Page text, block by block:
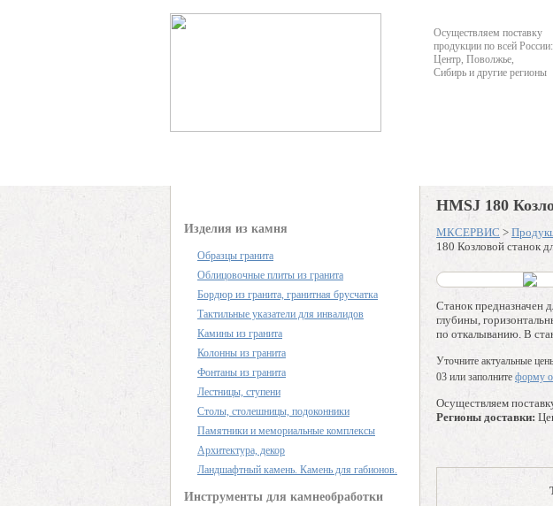
HMSJ 180
МКСЕРВИС >
180 Козловой станок
Станок предназначен
глубины,
по откалыванию. В
Уточните актуальные
03 или заполните форму
Осуществляем
Регионы доставки:
Изделия из камня
Образцы гранита
Облицовочные плиты из гранита
Бордюр из гранита, гранитная брусчатка
Тактильные указатели для инвалидов
Камины из гранита
Колонны из гранита
Фонтаны из гранита
Лестницы, ступени
Столы, столешницы, подоконники
Памятники и мемориальные комплексы
Архитектура, декор
Ландшафтный камень. Камень для габионов.
Инструменты для камнеобработки
Осуществляем поставку
продукции по всей России:
Центр, Поволжье,
Сибирь и другие регионы